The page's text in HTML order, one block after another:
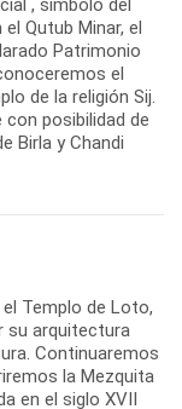
Qutub Minar, el
Patrimonio
el
de la religión Sij.
posibilidad de
Birla y Chandi
Templo de Loto,
su arquitectura
Continuaremos
la Mezquita
en el siglo XVII